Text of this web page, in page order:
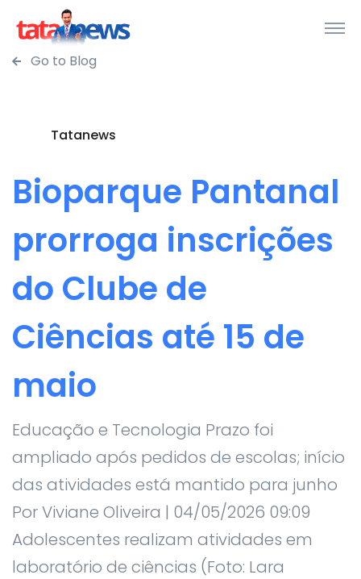
Go to Blog
Tatanews
Bioparque Pantanal
prorroga inscrições
do Clube de
Ciências até 15 de
maio
Educação e Tecnologia Prazo foi
ampliado após pedidos de escolas; início
das atividades está mantido para junho
Por Viviane Oliveira | 04/05/2026 09:09
Adolescentes realizam atividades em
laboratório de ciências (Foto: Lara